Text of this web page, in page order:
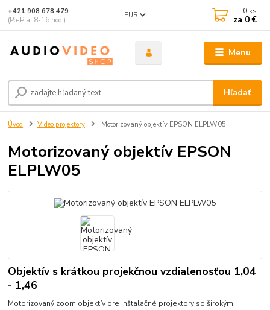
Menu
EUR
Hľadať
+421 908 678 479
(Po-Pia, 8-16 hod.)
0 ks
za 0 €
Úvod Video projektory Motorizovaný objektív EPSON ELPLW05
Motorizovaný objektív EPSON
ELPLW05
Objektív s krátkou projekčnou vzdialenosťou 1,04
- 1,46
Motorizovaný zoom objektív pre inštalačné projektory so širokým